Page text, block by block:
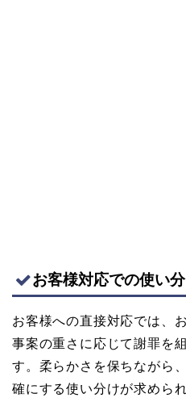
お客様対応での使い
お客様への直接対応では、
事案の重さに応じて謝罪を
す。柔らかさを保ちながら
確にする使い分けが求められ